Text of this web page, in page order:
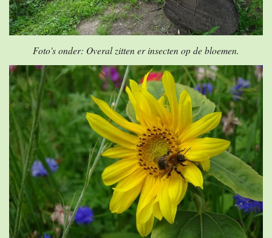
Foto's onder: Overal zitten er insecten op de bloemen.